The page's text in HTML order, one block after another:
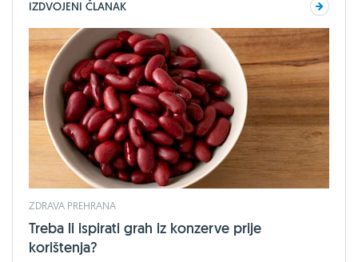
IZDVOJENI ČLANAK
ZDRAVA PREHRANA
Treba li ispirati grah iz konzerve prije
korištenja?